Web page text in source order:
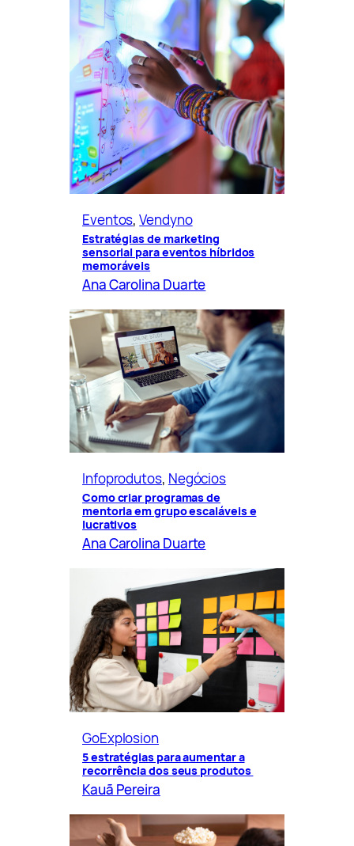
Eventos, Vendyno
Estratégias de marketing
sensorial para eventos híbridos
memoráveis
Ana Carolina Duarte
Infoprodutos, Negócios
Como criar programas de
mentoria em grupo escaláveis e
lucrativos
Ana Carolina Duarte
GoExplosion
5 estratégias para aumentar a
recorrência dos seus produtos
Kauã Pereira